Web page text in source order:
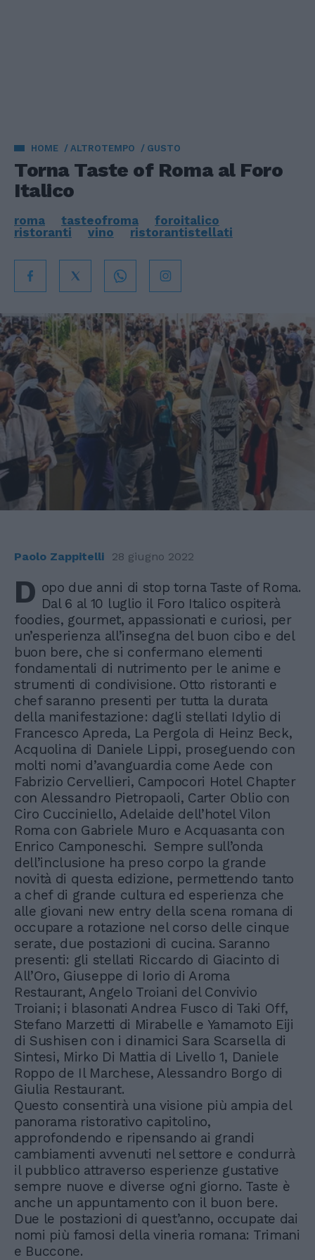
HOME ALTROTEMPO GUSTO
Torna Taste of Roma al Foro
Italico
roma tasteofroma
foroitalico
ristoranti
vino ristorantistellati
Paolo Zappitelli 28 giugno 2022
D opo due anni di stop torna Taste of Roma.
Dal 6 al 10 luglio il Foro Italico ospiterà
foodies, gourmet, appassionati e curiosi, per
un’esperienza all’insegna del buon cibo e del
buon bere, che si confermano elementi
fondamentali di nutrimento per le anime e
strumenti di condivisione. Otto ristoranti e
chef saranno presenti per tutta la durata
della manifestazione: dagli stellati Idylio di
Francesco Apreda, La Pergola di Heinz Beck,
Acquolina di Daniele Lippi, proseguendo con
molti nomi d’avanguardia come Aede con
Fabrizio Cervellieri, Campocori Hotel Chapter
con Alessandro Pietropaoli, Carter Oblio con
Ciro Cucciniello, Adelaide dell’hotel Vilon
Roma con Gabriele Muro e Acquasanta con
Enrico Camponeschi. Sempre sull’onda
dell’inclusione ha preso corpo la grande
novità di questa edizione, permettendo tanto
a chef di grande cultura ed esperienza che
alle giovani new entry della scena romana di
occupare a rotazione nel corso delle cinque
serate, due postazioni di cucina. Saranno
presenti: gli stellati Riccardo di Giacinto di
All’Oro, Giuseppe di Iorio di Aroma
Restaurant, Angelo Troiani del Convivio
Troiani; i blasonati Andrea Fusco di Taki Off,
Stefano Marzetti di Mirabelle e Yamamoto Eiji
di Sushisen con i dinamici Sara Scarsella di
Sintesi, Mirko Di Mattia di Livello 1, Daniele
Roppo de Il Marchese, Alessandro Borgo di
Giulia Restaurant.
Questo consentirà una visione più ampia del
panorama ristorativo capitolino,
approfondendo e ripensando ai grandi
cambiamenti avvenuti nel settore e condurrà
il pubblico attraverso esperienze gustative
sempre nuove e diverse ogni giorno. Taste è
anche un appuntamento con il buon bere.
Due le postazioni di quest’anno, occupate dai
nomi più famosi della vineria romana: Trimani
e Buccone.